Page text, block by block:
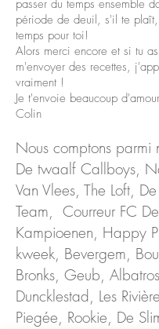
passer du temps ensemble
période de deuil, s'il te
temps pour toi!
Alors merci encore et si tu
m'envoyer des recettes,
vraiment !
Je t'envoie beaucoup
Colin
Nous comptons parmi
De twaalf Callboys,
Van Vlees, The Loft,
Team, Courreur FC De
Kampioenen, Happy
kweek, Bevergem,
Bronks, Geub,
Duncklestad, Les
Piegée, Rookie, De